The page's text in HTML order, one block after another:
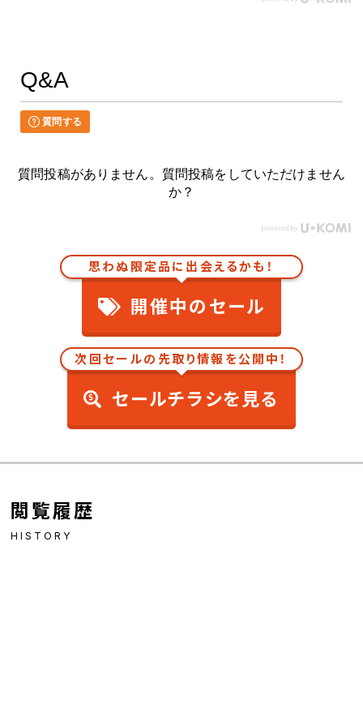
Q&A
質問する
質問投稿がありません。質問投稿をしていただけません
か？
思わぬ限定品に出会えるかも！
開催中のセール
次回セールの先取り情報を公開中！
セールチラシを見る
閲覧履歴
HISTORY